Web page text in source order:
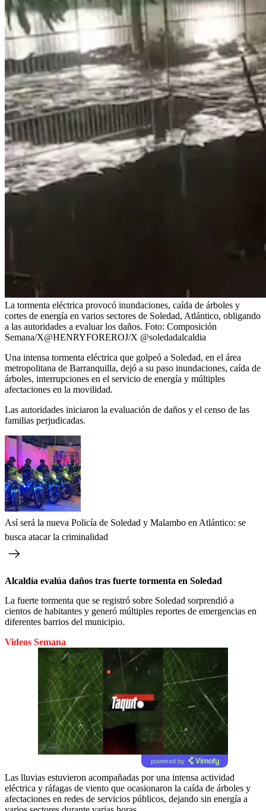
La tormenta eléctrica provocó inundaciones, caída de árboles y
cortes de energía en varios sectores de Soledad, Atlántico, obligando
a las autoridades a evaluar los daños. Foto: Composición
Semana/X@HENRYFOREROJ/X @soledadalcaldia
Una intensa tormenta eléctrica que golpeó a Soledad, en el área
metropolitana de Barranquilla, dejó a su paso inundaciones, caída de
árboles, interrupciones en el servicio de energía y múltiples
afectaciones en la movilidad.
Las autoridades iniciaron la evaluación de daños y el censo de las
familias perjudicadas.
Así será la nueva Policía de Soledad y Malambo en Atlántico: se
busca atacar la criminalidad
Alcaldía evalúa daños tras fuerte tormenta en Soledad
La fuerte tormenta que se registró sobre Soledad sorprendió a
cientos de habitantes y generó múltiples reportes de emergencias en
diferentes barrios del municipio.
Videos Semana
powered by
Las lluvias estuvieron acompañadas por una intensa actividad
eléctrica y ráfagas de viento que ocasionaron la caída de árboles y
afectaciones en redes de servicios públicos, dejando sin energía a